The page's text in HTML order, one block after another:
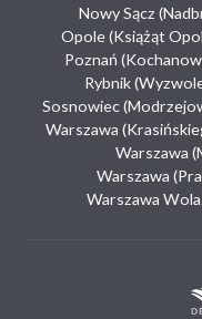
Nowy Sącz
Opole (Książąt
Poznań
Rybnik
Sosnowiec
Warszawa
Warszawa
Warszawa
Warszawa